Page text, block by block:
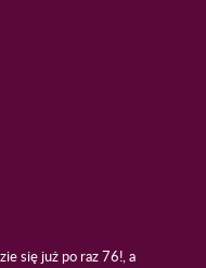
się już po raz 76!, a